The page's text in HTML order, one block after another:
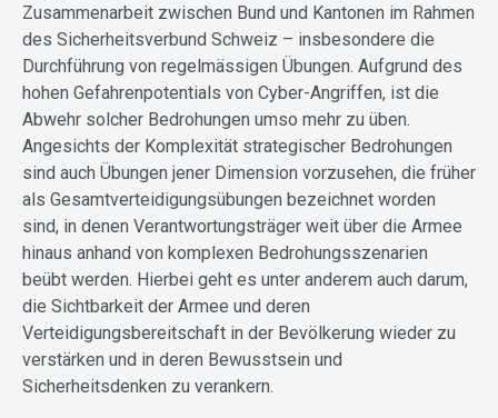
Zusammenarbeit zwischen Bund und Kantonen im Rahmen
des Sicherheitsverbund Schweiz – insbesondere die
Durchführung von regelmässigen Übungen. Aufgrund des
hohen Gefahrenpotentials von Cyber-Angriffen, ist die
Abwehr solcher Bedrohungen umso mehr zu üben.
Angesichts der Komplexität strategischer Bedrohungen
sind auch Übungen jener Dimension vorzusehen, die früher
als Gesamtverteidigungsübungen bezeichnet worden
sind, in denen Verantwortungsträger weit über die Armee
hinaus anhand von komplexen Bedrohungsszenarien
beübt werden. Hierbei geht es unter anderem auch darum,
die Sichtbarkeit der Armee und deren
Verteidigungsbereitschaft in der Bevölkerung wieder zu
verstärken und in deren Bewusstsein und
Sicherheitsdenken zu verankern.